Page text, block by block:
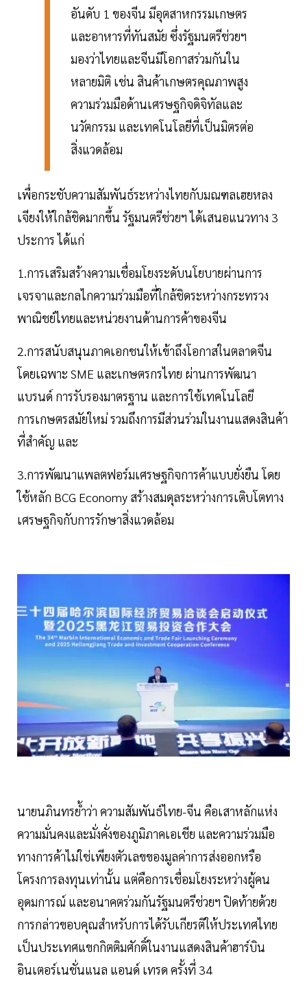
อันดับ 1 ของจีน มีอุตสาหกรรมเกษตร
และอาหารที่ทันสมัย ซึ่งรัฐมนตรีช่วยฯ
มองว่าไทยและจีนมีโอกาสร่วมกันใน
หลายมิติ เช่น สินค้าเกษตรคุณภาพสูง
ความร่วมมือด้านเศรษฐกิจดิจิทัลและ
นวัตกรรม และเทคโนโลยีที่เป็นมิตรต่อ
สิ่งแวดล้อม
เพื่อกระชับความสัมพันธ์ระหว่างไทยกับมณฑลเฮยหลง
เจียงให้ใกล้ชิดมากขึ้น รัฐมนตรีช่วยฯ ได้เสนอแนวทาง 3
ประการ ได้แก่
1.การเสริมสร้างความเชื่อมโยงระดับนโยบายผ่านการ
เจรจาและกลไกความร่วมมือที่ใกล้ชิดระหว่างกระทรวง
พาณิชย์ไทยและหน่วยงานด้านการค้าของจีน
2.การสนับสนุนภาคเอกชนให้เข้าถึงโอกาสในตลาดจีน
โดยเฉพาะ SME และเกษตรกรไทย ผ่านการพัฒนา
แบรนด์ การรับรองมาตรฐาน และการใช้เทคโนโลยี
การเกษตรสมัยใหม่ รวมถึงการมีส่วนร่วมในงานแสดงสินค้า
ที่สำคัญ และ
3.การพัฒนาแพลตฟอร์มเศรษฐกิจการค้าแบบยั่งยืน โดย
ใช้หลัก BCG Economy สร้างสมดุลระหว่างการเติบโตทาง
เศรษฐกิจกับการรักษาสิ่งแวดล้อม
นายนภินทรย้ำว่า ความสัมพันธ์ไทย-จีน คือเสาหลักแห่ง
ความมั่นคงและมั่งคั่งของภูมิภาคเอเชีย และความร่วมมือ
ทางการค้าไม่ใช่เพียงตัวเลขของมูลค่าการส่งออกหรือ
โครงการลงทุนเท่านั้น แต่คือการเชื่อมโยงระหว่างผู้คน
อุดมการณ์ และอนาคตร่วมกันรัฐมนตรีช่วยฯ ปิดท้ายด้วย
การกล่าวขอบคุณสำหรับการได้รับเกียรติให้ประเทศไทย
เป็นประเทศแขกกิตติมศักดิ์ในงานแสดงสินค้าฮาร์บิน
อินเตอร์เนชั่นแนล แอนด์ เทรด ครั้งที่ 34